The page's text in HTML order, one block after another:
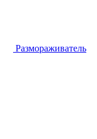
Размораживатель